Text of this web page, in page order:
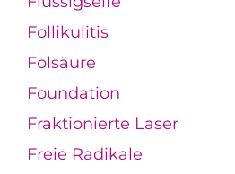
Follikulitis
Folsäure
Foundation
Fraktionierte Laser
Freie Radikale